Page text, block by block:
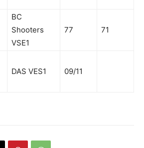
BC
Shooters
VSE1
77 71
DAS VES1 09/11